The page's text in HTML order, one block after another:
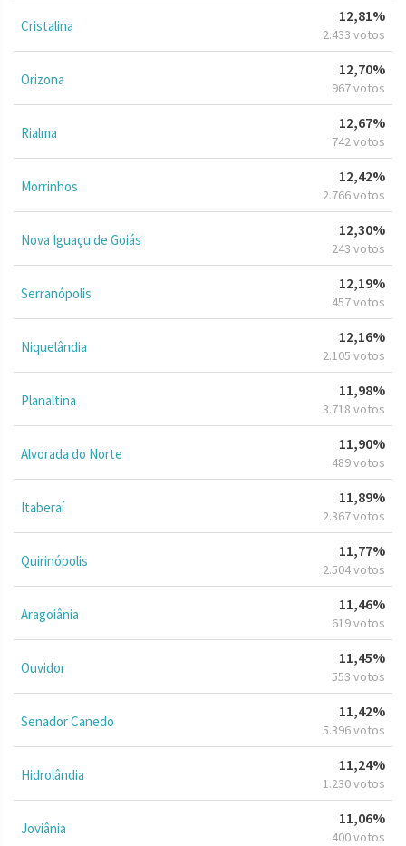
Cristalina
12,81%
2.433 votos
Orizona
12,70%
967 votos
Rialma
12,67%
742 votos
Morrinhos
12,42%
2.766 votos
Nova Iguaçu de Goiás
12,30%
243 votos
Serranópolis
12,19%
457 votos
Niquelândia
12,16%
2.105 votos
Planaltina
11,98%
3.718 votos
Alvorada do Norte
11,90%
489 votos
Itaberaí
11,89%
2.367 votos
Quirinópolis
11,77%
2.504 votos
Aragoiânia
11,46%
619 votos
Ouvidor
11,45%
553 votos
Senador Canedo
11,42%
5.396 votos
Hidrolândia
11,24%
1.230 votos
Joviânia
11,06%
400 votos